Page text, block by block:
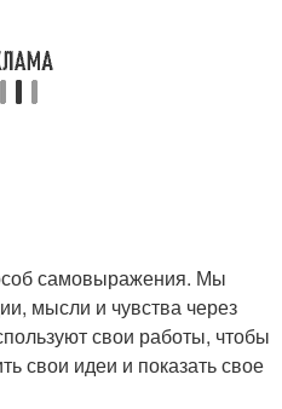
самовыражения. Мы
мысли и чувства через
свои работы, чтобы
свои идеи и показать свое